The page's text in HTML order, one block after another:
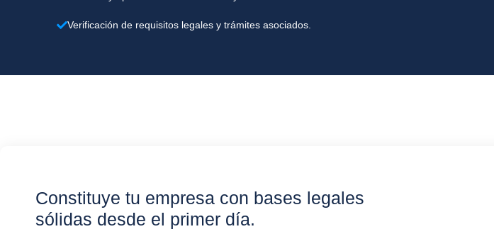
Verificación de requisitos legales y trámites asociados.
Constituye tu empresa con bases legales
sólidas desde el primer día.